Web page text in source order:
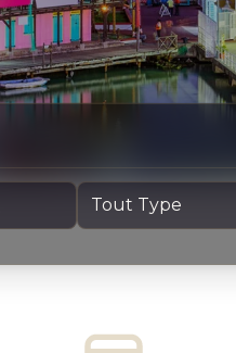
Type de yacht